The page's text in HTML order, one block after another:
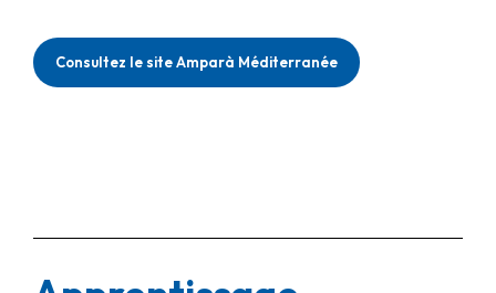
Consultez le site Amparà Méditerranée